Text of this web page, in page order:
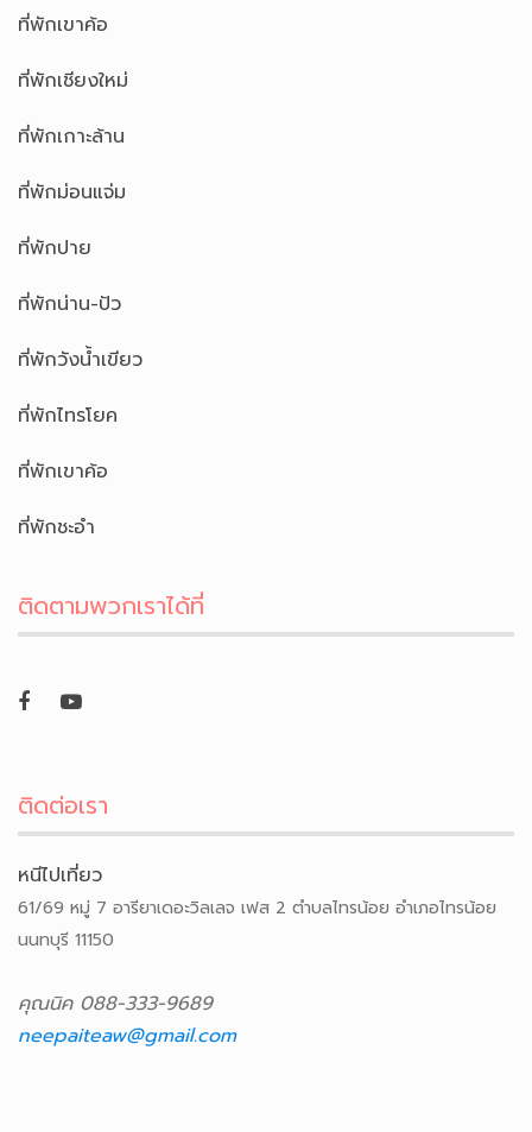
ที่พักเขาค้อ
ที่พักเชียงใหม่
ที่พักเกาะล้าน
ที่พักม่อนแจ่ม
ที่พักปาย
ที่พักน่าน-ปัว
ที่พักวังน้ำเขียว
ที่พักไทรโยค
ที่พักเขาค้อ
ที่พักชะอำ
ติดตามพวกเราได้ที่
ติดต่อเรา
หนีไปเที่ยว
61/69 หมู่ 7 อารียาเดอะวิลเลจ เฟส 2 ตำบลไทรน้อย อำเภอไทรน้อย
นนทบุรี 11150
คุณนิค 088-333-9689
neepaiteaw@gmail.com